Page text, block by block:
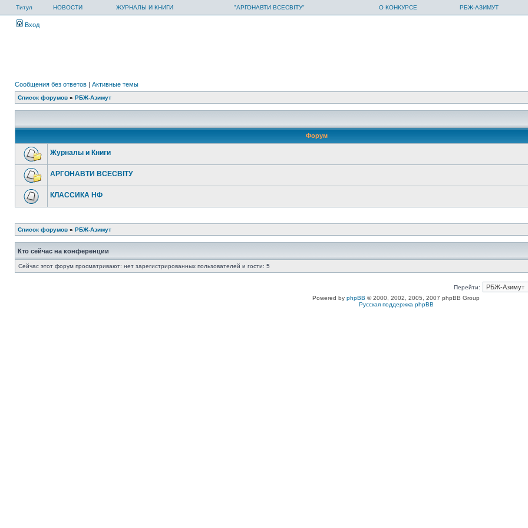
Титул НОВОСТИ ЖУРНАЛЫ И КНИГИ "АРГОНАВТИ ВСЕСВІТУ" О КОНКУРСЕ РБЖ-АЗИМУТ
Вход
Сообщения без ответов | Активные темы
Список форумов » РБЖ-Азимут
Форум
Журналы и Книги
АРГОНАВТИ ВСЕСВIТУ
КЛАССИКА НФ
Список форумов » РБЖ-Азимут
Кто сейчас на конференции
Сейчас этот форум просматривают: нет зарегистрированных пользователей и гости: 5
Перейти:
Powered by phpBB © 2000, 2002, 2005, 2007 phpBB Group
Русская поддержка phpBB